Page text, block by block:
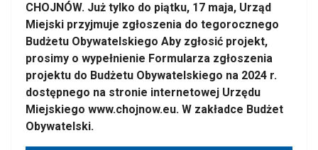
CHOJNÓW. Już tylko do piątku, 17 maja, Urząd
Miejski przyjmuje zgłoszenia do tegorocznego
Budżetu Obywatelskiego Aby zgłosić projekt,
prosimy o wypełnienie Formularza zgłoszenia
projektu do Budżetu Obywatelskiego na 2024 r.
dostępnego na stronie internetowej Urzędu
Miejskiego www.chojnow.eu. W zakładce Budżet
Obywatelski.